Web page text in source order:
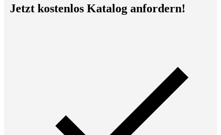
Jetzt kostenlos Katalog anfordern!